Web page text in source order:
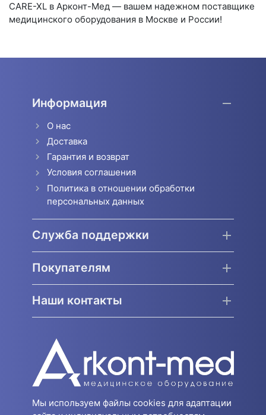
CARE-XL в Арконт-Мед — вашем надежном поставщике
медицинского оборудования в Москве и России!
Информация
О нас
Доставка
Гарантия и возврат
Условия соглашения
Политика в отношении обработки
персональных данных
Служба поддержки
Покупателям
Наши контакты
Мы используем файлы cookies для адаптации